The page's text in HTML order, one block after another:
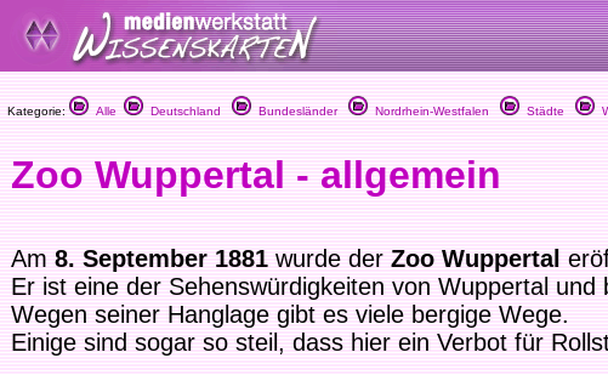
Kategorie: Alle Deutschland Bundesländer Nordrhein-Westfalen Städte
Zoo Wuppertal - allgemein
Am8. September 1881wurde derZoo Wuppertal
Er ist eine der Sehenswürdigkeiten von Wuppertal
Wegen seiner Hanglage gibt es viele bergige Wege.
Einige sind sogar so steil, dass hier ein Verbot für